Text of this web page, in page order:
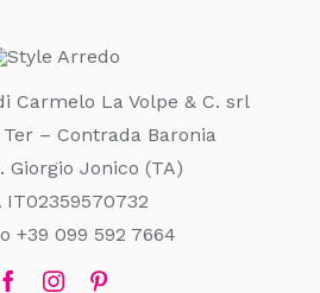
Carmelo La Volpe & C. srl
Ter – Contrada Baronia
Giorgio Jonico (TA)
IT02359570732
+39 099 592 7664